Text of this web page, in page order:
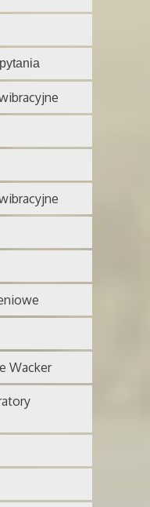
Wacker